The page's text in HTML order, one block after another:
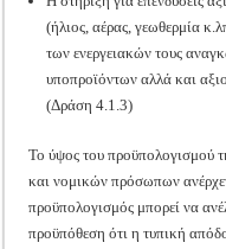
(ήλιος, αέρας, γεωθερμία
των ενεργειακών τους
υποπροϊόντων αλλά και
(Δράση 4.1.3)
Το ύψος του προϋπολογισμού
και νομικών πρόσωπων
προϋπολογισμός μπορεί να
προϋπόθεση ότι η τυπική